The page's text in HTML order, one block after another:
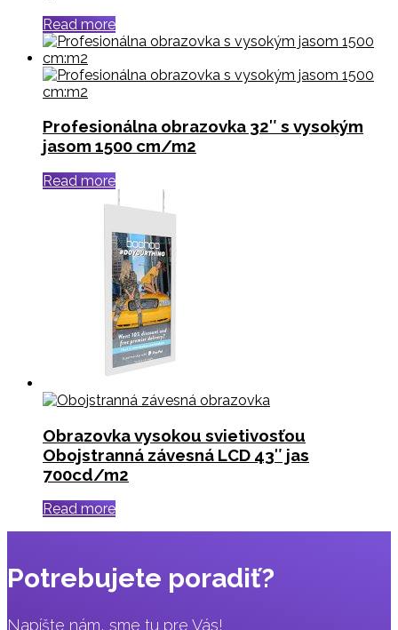
Read more
Profesionálna obrazovka 32″ s vysokým
jasom 1500 cm/m2
Read more
Obrazovka vysokou svietivosťou
Obojstranná závesná LCD 43″ jas
700cd/m2
Read more
Potrebujete poradiť?
Napíšte nám, sme tu pre Vás!